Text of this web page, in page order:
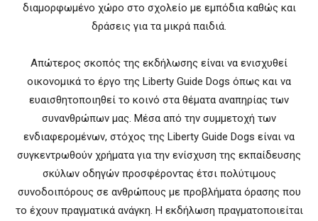
διαμορφωμένο χώρο στο σχολείο με εμπόδια καθώς και
δράσεις για τα μικρά παιδιά.
Απώτερος σκοπός της εκδήλωσης είναι να ενισχυθεί
οικονομικά το έργο της Liberty Guide Dogs όπως και να
ευαισθητοποιηθεί το κοινό στα θέματα αναπηρίας των
συνανθρώπων μας. Μέσα από την συμμετοχή των
ενδιαφερομένων, στόχος της Liberty Guide Dogs είναι να
συγκεντρωθούν χρήματα για την ενίσχυση της εκπαίδευσης
σκύλων οδηγών προσφέροντας έτσι πολύτιμους
συνοδοιπόρους σε ανθρώπους με προβλήματα όρασης που
το έχουν πραγματικά ανάγκη. H εκδήλωση πραγματοποιείται